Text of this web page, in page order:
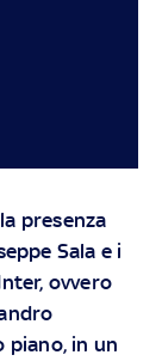
presenza
Sala e i
ovvero
piano, in un